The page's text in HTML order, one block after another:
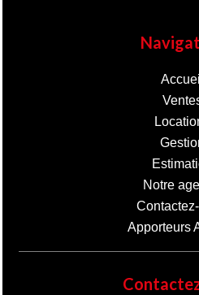
Accueil
Notre
Apporteurs